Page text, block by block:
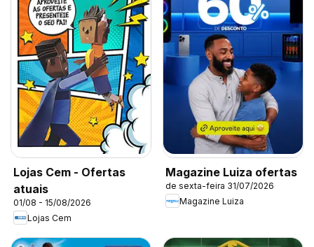
Lojas Cem - Ofertas
atuais
01/08 - 15/08/2026
Lojas Cem
Magazine Luiza ofertas
de sexta-feira 31/07/2026
Magazine Luiza